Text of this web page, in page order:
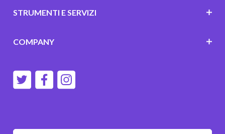
STRUMENTI E SERVIZI
COMPANY